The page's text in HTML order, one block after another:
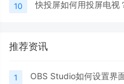
10 快投屏如何用投屏电视
推荐资讯
1 OBS Studio如何设置界